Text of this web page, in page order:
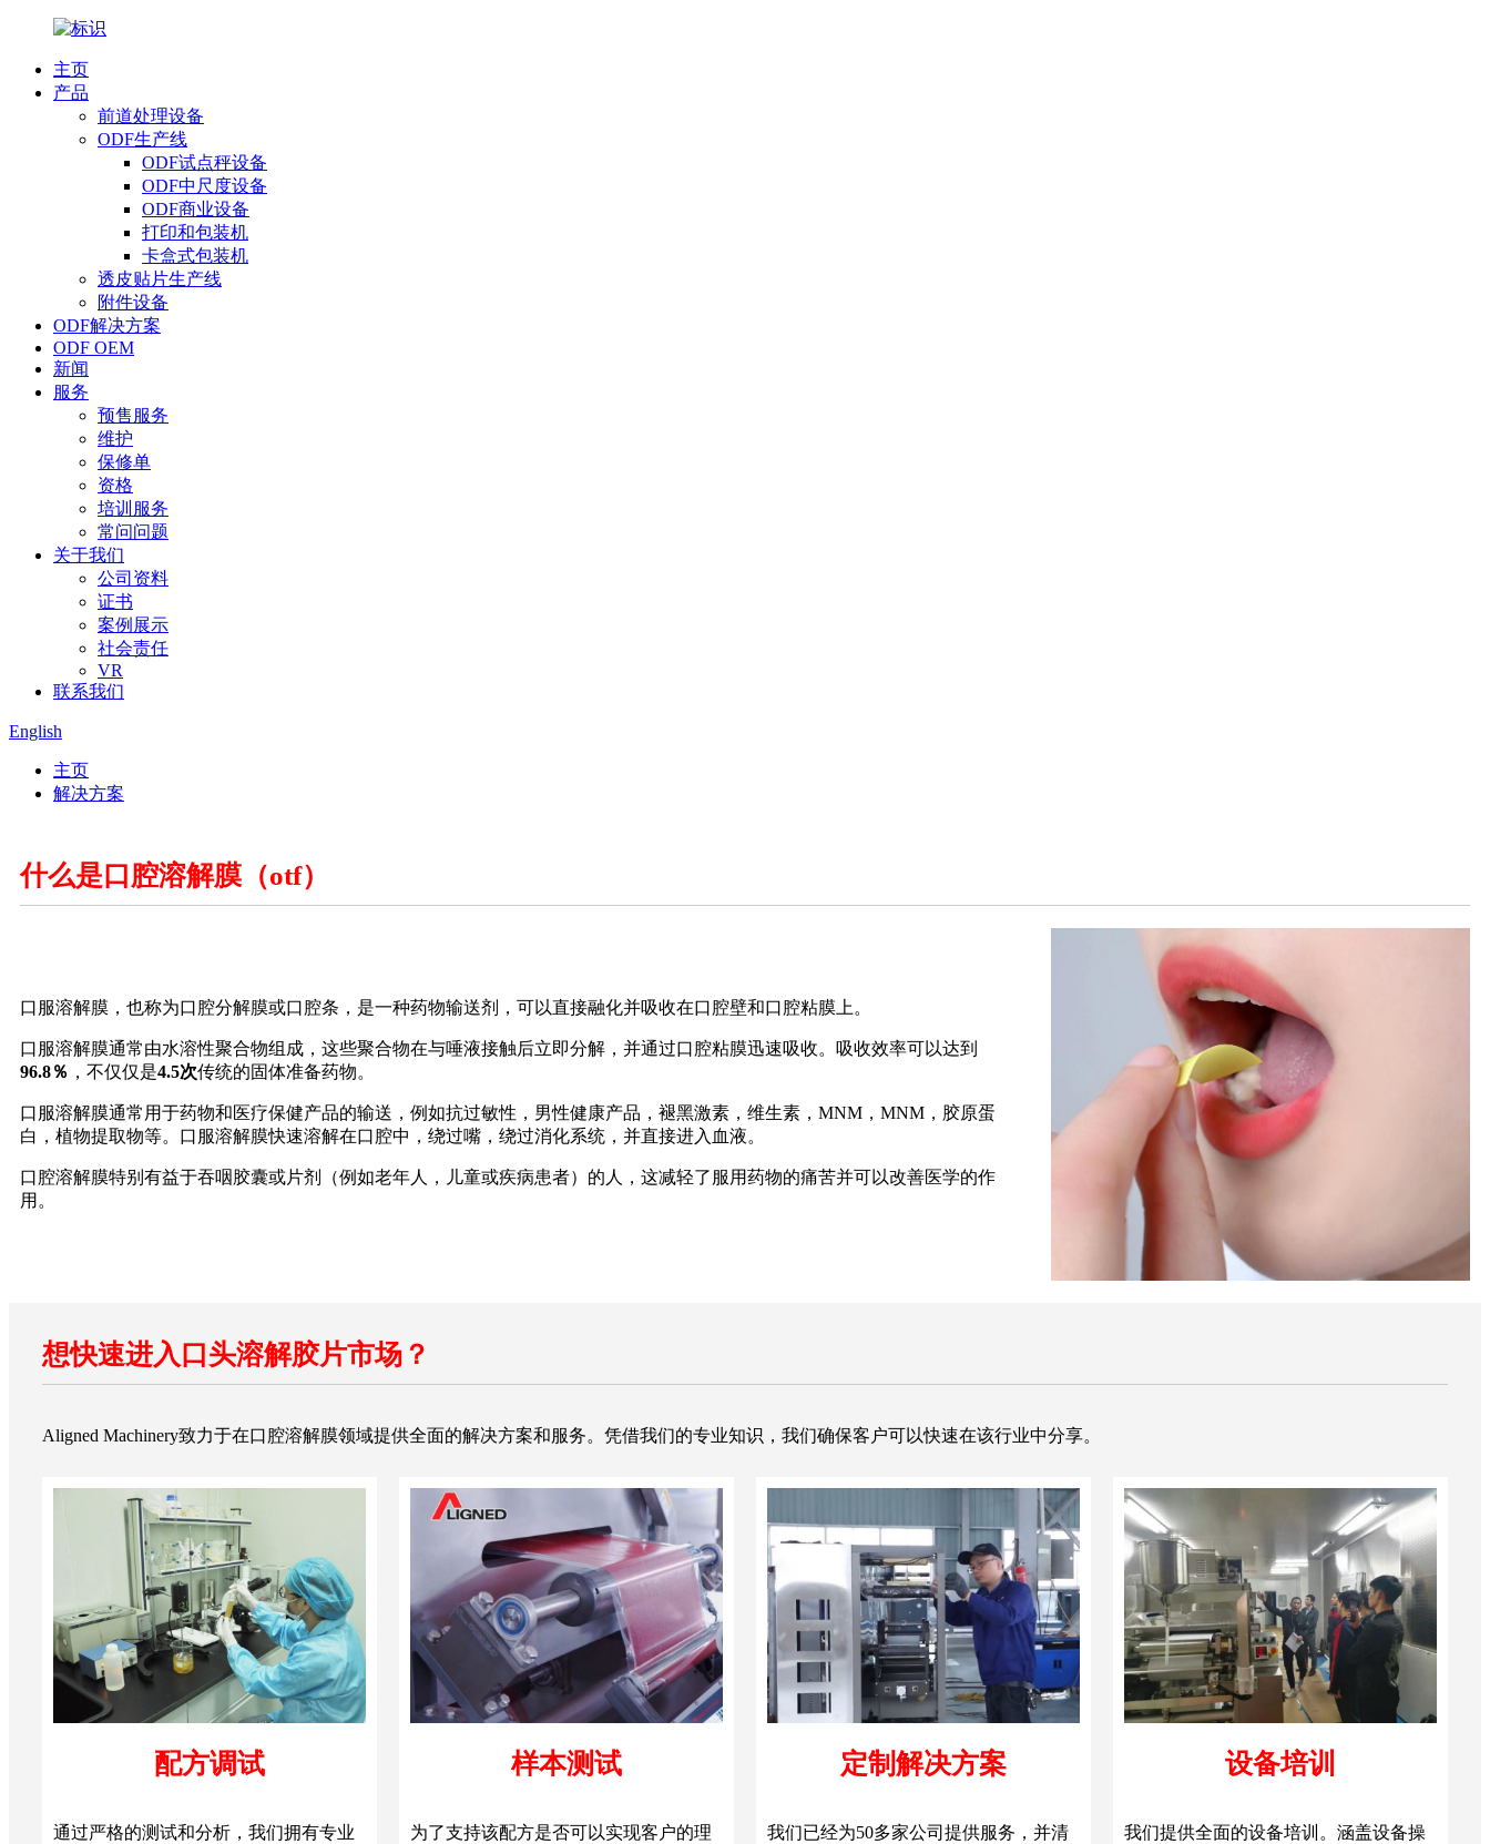
主页
产品
前道处理设备
ODF生产线
ODF试点秤设备
ODF中尺度设备
ODF商业设备
打印和包装机
卡盒式包装机
透皮贴片生产线
附件设备
ODF解决方案
ODF OEM
新闻
服务
预售服务
维护
保修单
资格
培训服务
常问问题
关于我们
公司资料
证书
案例展示
社会责任
VR
联系我们
English
主页
解决方案
什么是口腔溶解膜（otf）
口服溶解膜，也称为口腔分解膜或口腔条，是一种药物输送剂，可以直接融化并吸收在口腔壁和口腔粘膜上。
口服溶解膜通常由水溶性聚合物组成，这些聚合物在与唾液接触后立即分解，并通过口腔粘膜迅速吸收。吸收效率可以达到
96.8％ ，不仅仅是4.5次传统的固体准备药物。
口服溶解膜通常用于药物和医疗保健产品的输送，例如抗过敏性，男性健康产品，褪黑激素，维生素，MNM，MNM，胶原蛋
白，植物提取物等。口服溶解膜快速溶解在口腔中，绕过嘴，绕过消化系统，并直接进入血液。
口腔溶解膜特别有益于吞咽胶囊或片剂（例如老年人，儿童或疾病患者）的人，这减轻了服用药物的痛苦并可以改善医学的作
用。
想快速进入口头溶解胶片市场？
Aligned Machinery致力于在口腔溶解膜领域提供全面的解决方案和服务。凭借我们的专业知识，我们确保客户可以快速在该行业中分享。
配方调试
通过严格的测试和分析，我们拥有专业
样本测试
为了支持该配方是否可以实现客户的理
定制解决方案
我们已经为50多家公司提供服务，并清
设备培训
我们提供全面的设备培训。涵盖设备操